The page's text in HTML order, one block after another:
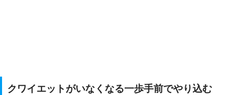
クワイエットがいなくなる一歩手前でやり込む